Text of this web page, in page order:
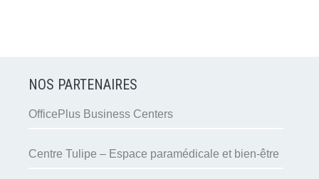
NOS PARTENAIRES
OfficePlus Business Centers
Centre Tulipe – Espace paramédicale et bien-être